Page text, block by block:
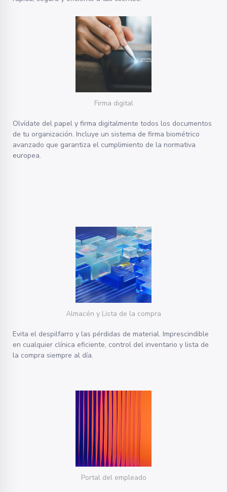
Firma digital
Olvídate del papel y firma digitalmente todos los documentos
de tu organización. Incluye un sistema de firma biométrico
avanzado que garantiza el cumplimiento de la normativa
europea.
Almacén y Lista de la compra
Evita el despilfarro y las pérdidas de material. Imprescindible
en cualquier clínica eficiente, control del inventario y lista de
la compra siempre al día.
Portal del empleado